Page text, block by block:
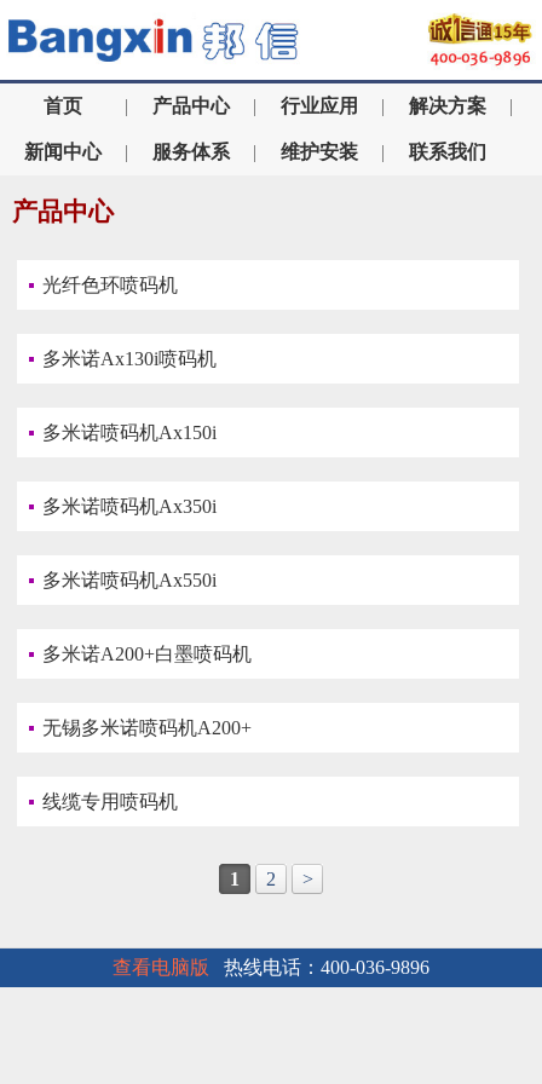
首页 | 产品中心 | 行业应用 | 解决方案 |
新闻中心 | 服务体系 | 维护安装 | 联系我们
产品中心
光纤色环喷码机
多米诺Ax130i喷码机
多米诺喷码机Ax150i
多米诺喷码机Ax350i
多米诺喷码机Ax550i
多米诺A200+白墨喷码机
无锡多米诺喷码机A200+
线缆专用喷码机
1 2 >
查看电脑版 热线电话：400-036-9896